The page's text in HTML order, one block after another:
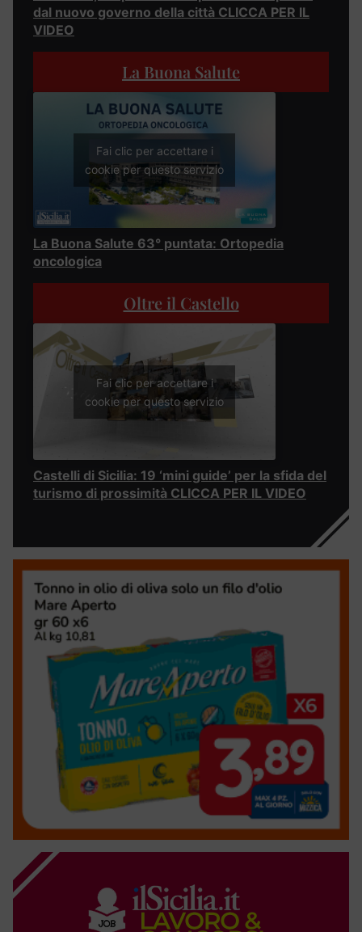
dal nuovo governo della città CLICCA PER IL
VIDEO
La Buona Salute
Fai clic per accettare i
cookie per questo servizio
La Buona Salute 63° puntata: Ortopedia
oncologica
Oltre il Castello
Fai clic per accettare i
cookie per questo servizio
Castelli di Sicilia: 19 ‘mini guide’ per la sfida del
turismo di prossimità CLICCA PER IL VIDEO